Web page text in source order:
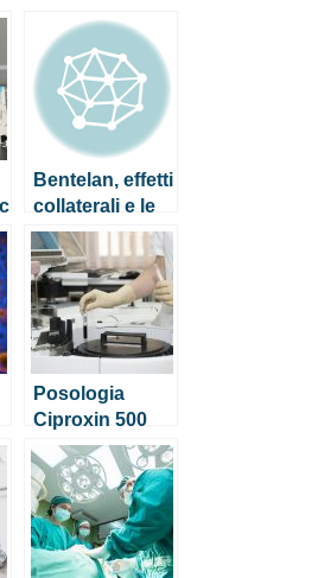
Bentelan, effetti
collaterali e le
controindicazio
ni
Posologia
Ciproxin 500
mg